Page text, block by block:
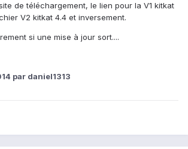
de téléchargement, le lien pour la V1 kitkat
V2 kitkat 4.4 et inversement.
si une mise à jour sort....
par daniel1313